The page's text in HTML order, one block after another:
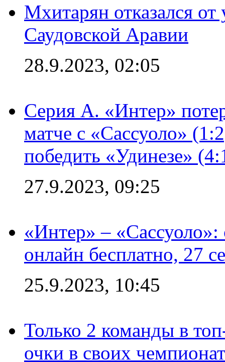
Мхитарян отказался от
Саудовской Аравии
28.9.2023, 02:05
Серия А. «Интер»
матче с «Сассуоло»
победить «Удинезе»
27.9.2023, 09:25
«Интер» –
онлайн бесплатно, 27
25.9.2023, 10:45
Только 2 команды в
очки в своих